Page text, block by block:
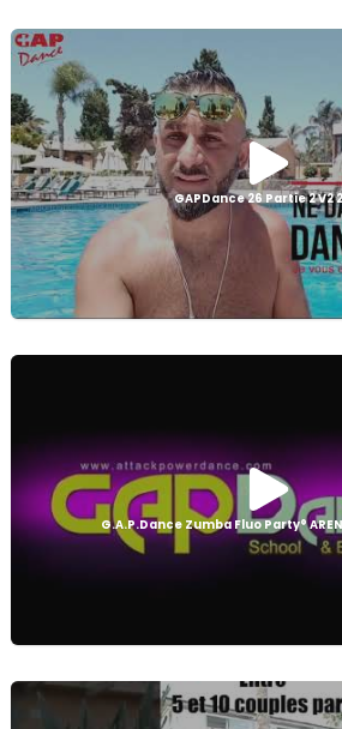
GAPDance 26 Partie 2 V2
G.A.P.Dance Zumba Fluo Party®